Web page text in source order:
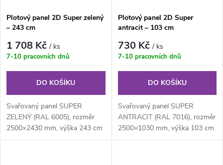
Plotový panel 2D Super zelený
– 243 cm
1 708 Kč/ ks
7-10 pracovních dnů
DO KOŠÍKU
Svařovaný panel SUPER
ZELENÝ (RAL 6005), rozměr
2500×2430 mm, výška 243 cm
je svařovaný plotový panel o
Plotový panel 2D Super
antracit – 103 cm
730 Kč/ ks
7-10 pracovních dnů
DO KOŠÍKU
Svařovaný panel SUPER
ANTRACIT (RAL 7016), rozměr
2500×1030 mm, výška 103 cm
je svařovaný plotový panel o